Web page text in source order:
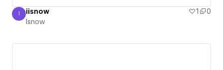
Isnow
I iisnow 1
0
Isnow